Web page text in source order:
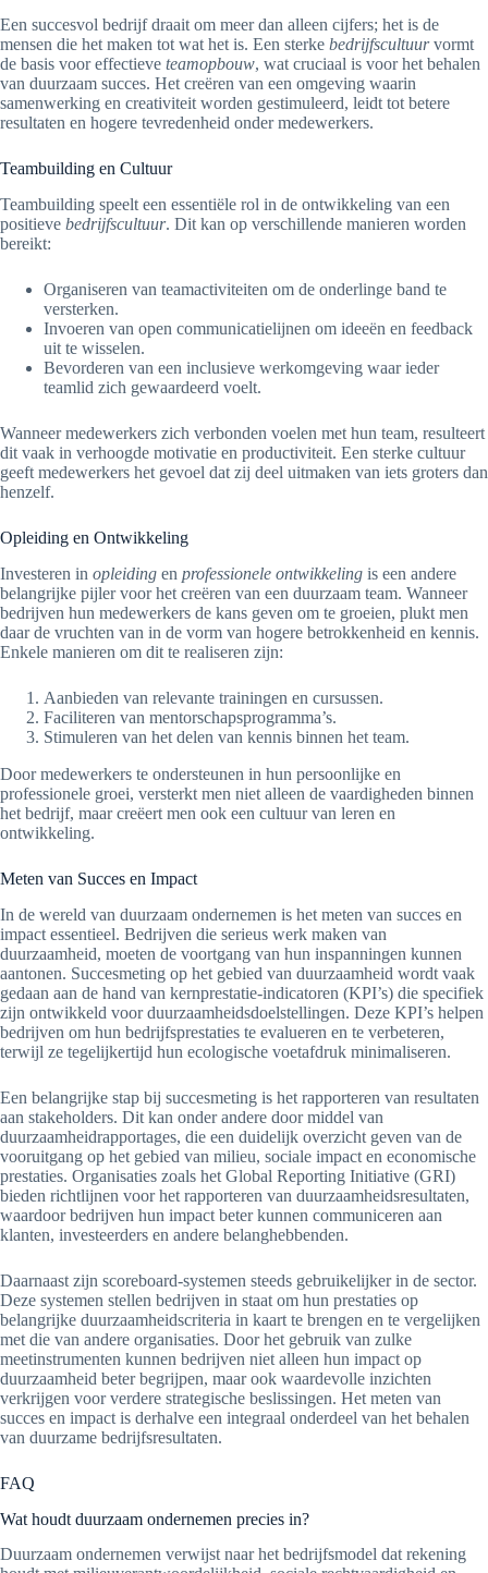
Een succesvol bedrijf draait om meer dan alleen cijfers; het is de
mensen die het maken tot wat het is. Een sterke bedrijfscultuurvormt
de basis voor effectieve teamopbouw, wat cruciaal is voor het behalen
van duurzaam succes. Het creëren van een omgeving waarin
samenwerking en creativiteit worden gestimuleerd, leidt tot betere
resultaten en hogere tevredenheid onder medewerkers.
Teambuilding en Cultuur
Teambuilding speelt een essentiële rol in de ontwikkeling van een
positieve bedrijfscultuur. Dit kan op verschillende manieren worden
bereikt:
Organiseren van teamactiviteiten om de onderlinge band te
versterken.
Invoeren van open communicatielijnen om ideeën en feedback
uit te wisselen.
Bevorderen van een inclusieve werkomgeving waar ieder
teamlid zich gewaardeerd voelt.
Wanneer medewerkers zich verbonden voelen met hun team, resulteert
dit vaak in verhoogde motivatie en productiviteit. Een sterke cultuur
geeft medewerkers het gevoel dat zij deel uitmaken van iets groters dan
henzelf.
Opleiding en Ontwikkeling
Investeren in opleiding en professionele ontwikkeling is een andere
belangrijke pijler voor het creëren van een duurzaam team. Wanneer
bedrijven hun medewerkers de kans geven om te groeien, plukt men
daar de vruchten van in de vorm van hogere betrokkenheid en kennis.
Enkele manieren om dit te realiseren zijn:
Aanbieden van relevante trainingen en cursussen.
Faciliteren van mentorschapsprogramma’s.
Stimuleren van het delen van kennis binnen het team.
Door medewerkers te ondersteunen in hun persoonlijke en
professionele groei, versterkt men niet alleen de vaardigheden binnen
het bedrijf, maar creëert men ook een cultuur van leren en
ontwikkeling.
Meten van Succes en Impact
In de wereld van duurzaam ondernemen is het meten van succes en
impact essentieel. Bedrijven die serieus werk maken van
duurzaamheid, moeten de voortgang van hun inspanningen kunnen
aantonen. Succesmeting op het gebied van duurzaamheid wordt vaak
gedaan aan de hand van kernprestatie-indicatoren (KPI’s) die specifiek
zijn ontwikkeld voor duurzaamheidsdoelstellingen. Deze KPI’s helpen
bedrijven om hun bedrijfsprestaties te evalueren en te verbeteren,
terwijl ze tegelijkertijd hun ecologische voetafdruk minimaliseren.
Een belangrijke stap bij succesmeting is het rapporteren van resultaten
aan stakeholders. Dit kan onder andere door middel van
duurzaamheidrapportages, die een duidelijk overzicht geven van de
vooruitgang op het gebied van milieu, sociale impact en economische
prestaties. Organisaties zoals het Global Reporting Initiative (GRI)
bieden richtlijnen voor het rapporteren van duurzaamheidsresultaten,
waardoor bedrijven hun impact beter kunnen communiceren aan
klanten, investeerders en andere belanghebbenden.
Daarnaast zijn scoreboard-systemen steeds gebruikelijker in de sector.
Deze systemen stellen bedrijven in staat om hun prestaties op
belangrijke duurzaamheidscriteria in kaart te brengen en te vergelijken
met die van andere organisaties. Door het gebruik van zulke
meetinstrumenten kunnen bedrijven niet alleen hun impact op
duurzaamheid beter begrijpen, maar ook waardevolle inzichten
verkrijgen voor verdere strategische beslissingen. Het meten van
succes en impact is derhalve een integraal onderdeel van het behalen
van duurzame bedrijfsresultaten.
FAQ
Wat houdt duurzaam ondernemen precies in?
Duurzaam ondernemen verwijst naar het bedrijfsmodel dat rekening